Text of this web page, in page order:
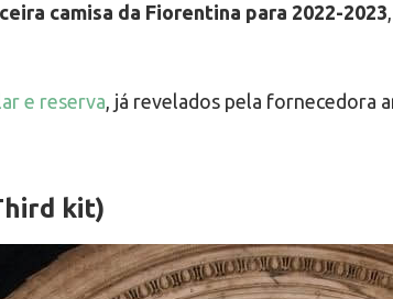
camisa da Fiorentina para 2022-2023
e reserva, já revelados pela fornecedora
kit)